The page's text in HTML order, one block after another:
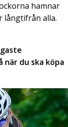
hamnar
långtifrån alla.
du ska köpa